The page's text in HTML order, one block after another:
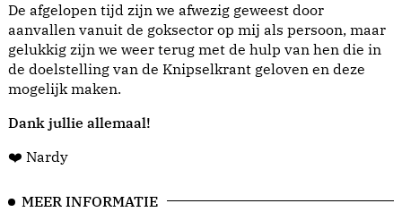
De afgelopen tijd zijn we afwezig geweest door
aanvallen vanuit de goksector op mij als persoon, maar
gelukkig zijn we weer terug met de hulp van hen die in
de doelstelling van de Knipselkrant geloven en deze
mogelijk maken.
Dank jullie allemaal!
❤️ Nardy
MEER INFORMATIE